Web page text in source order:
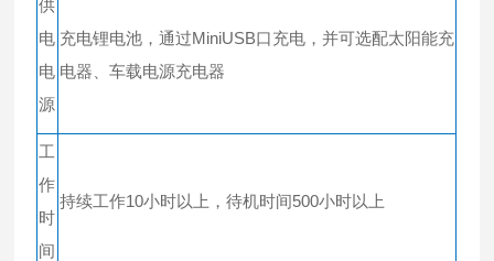
供
电
电
源
充电锂电池，通过MiniUSB口充电，并可选配太阳能充
电器、车载电源充电器
工
作
时
间
持续工作10小时以上，待机时间500小时以上